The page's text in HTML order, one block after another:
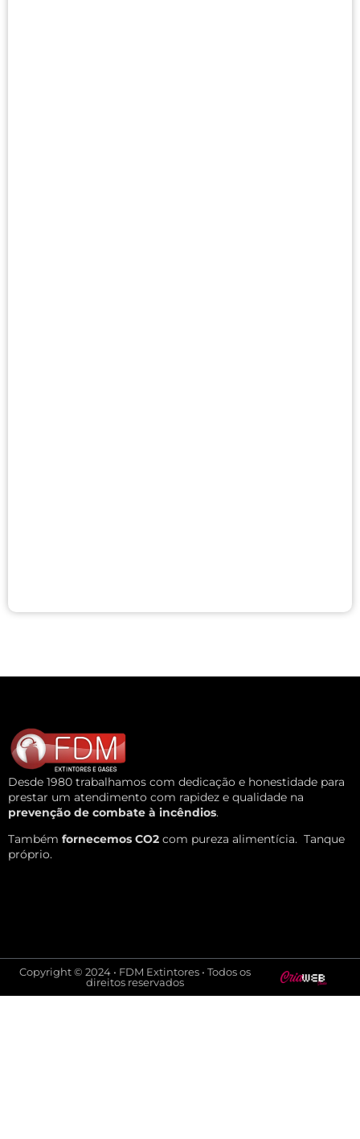
Desde 1980 trabalhamos com dedicação e honestidade para
prestar um atendimento com rapidez e qualidade na
prevenção de combate à incêndios.
Também fornecemos CO2 com pureza alimentícia. Tanque
próprio.
Copyright © 2024 • FDM Extintores • Todos os
direitos reservados